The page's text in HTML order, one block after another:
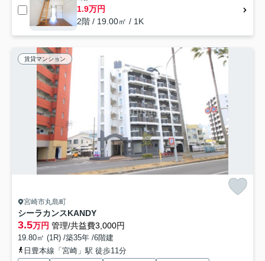
1.9万円
2階 / 19.00㎡ / 1K
賃貸マンション
宮崎市丸島町
シーラカンスKANDY
3.5万円 管理/共益費3,000円
19.80㎡ (1R) /築35年 /6階建
日豊本線「宮崎」駅 徒歩11分